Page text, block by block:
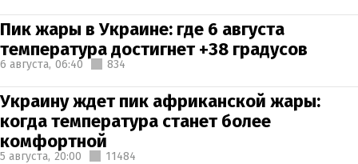
Пик жары в Украине: где 6 августа
температура достигнет +38 градусов
6 августа, 06:40 834
Украину ждет пик африканской жары:
когда температура станет более
комфортной
5 августа, 20:00 11484